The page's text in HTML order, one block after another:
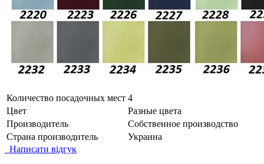
Количество посадочных мест 4
Цвет
Разные цвета
Производитель
Собственное производство
Страна производитель
Украина
Написати відгук